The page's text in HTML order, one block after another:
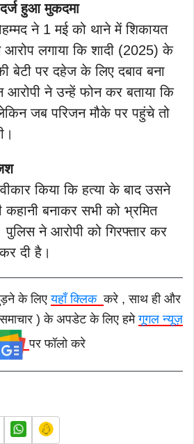
हुआ मुकदमा
ने 1 मई को थाने में शिकायत
आरोप लगाया कि शादी (2025) के
बेटी पर दहेज के लिए दबाव बना
आरोपी ने उन्हें फोन कर बताया कि
जब परिजन मौके पर पहुंचे तो
किया कि हत्या के बाद उसने
कहानी बनाकर सभी को भ्रमित
ने आरोपी को गिरफ्तार कर
दी है।
के लिएयहाँ क्लिककरे , साथ ही और
) के अपडेट के लिए हमेगूगल न्यूज़
पर फॉलो करे